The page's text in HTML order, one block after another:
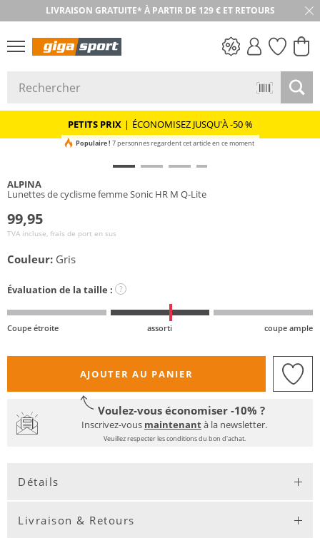
LIVRAISON GRATUITE* À PARTIR DE 129 € ET RETOURS
RETOUR SOUS 30 JOURS
PETITS PRIX | ÉCONOMISEZ JUSQU'À -50 %
Populaire ! 7 personnes regardent cet article en ce moment
ALPINA
Lunettes de cyclisme femme Sonic HR M Q-Lite
99,95
TVA incluse, frais de port en sus
Couleur: Gris
Évaluation de la taille : ?
Coupe étroite assorti coupe ample
AJOUTER AU PANIER
Voulez-vous économiser -10% ?
Inscrivez-vous maintenantà la newsletter.
Veuillez respecter les conditions du bon d'achat.
Détails
Livraison & Retours